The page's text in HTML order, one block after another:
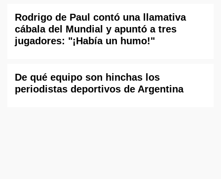
Rodrigo de Paul contó una llamativa
cábala del Mundial y apuntó a tres
jugadores: "¡Había un humo!"
De qué equipo son hinchas los
periodistas deportivos de Argentina